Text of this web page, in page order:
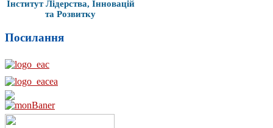
Інститут Лідерства, Інновацій
та Розвитку
Посилання